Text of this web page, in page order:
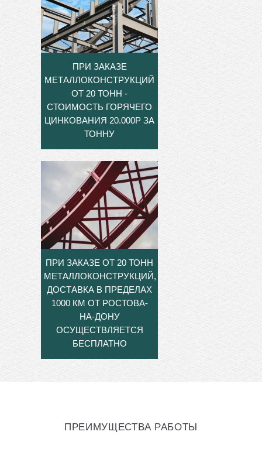
ПРИ ЗАКАЗЕ
МЕТАЛЛОКОНСТРУКЦИЙ
ОТ 20 ТОНН -
СТОИМОСТЬ ГОРЯЧЕГО
ЦИНКОВАНИЯ 20.000Р ЗА
ТОННУ
ПРИ ЗАКАЗЕ ОТ 20 ТОНН
МЕТАЛЛОКОНСТРУКЦИЙ,
ДОСТАВКА В ПРЕДЕЛАХ
1000 КМ ОТ РОСТОВА-
НА-ДОНУ
ОСУЩЕСТВЛЯЕТСЯ
БЕСПЛАТНО
ПРЕИМУЩЕСТВА РАБОТЫ